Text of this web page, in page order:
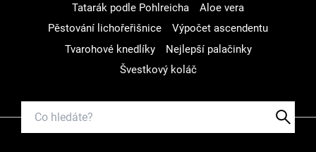
Tatarák podle Pohlreicha
Aloe vera
Pěstování lichořeřišnice
Výpočet ascendentu
Tvarohové knedlíky
Nejlepší palačinky
Švestkový koláč